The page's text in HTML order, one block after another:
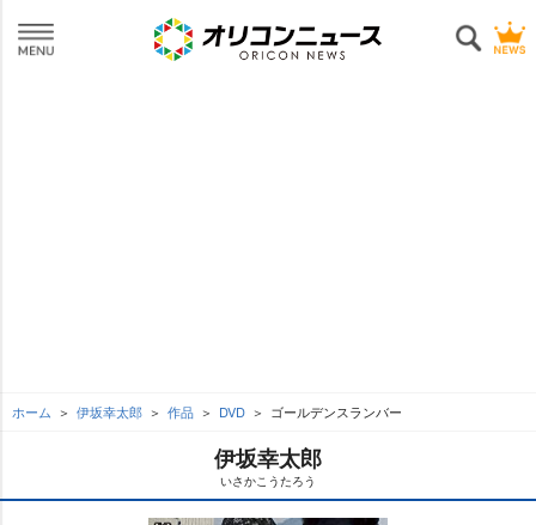
ホーム 伊坂幸太郎 作品 DVD ゴールデンスランバー
伊坂幸太郎
いさかこうたろう